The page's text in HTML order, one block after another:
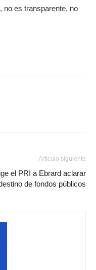
no es transparente, no
Artículo siguiente
el PRI a Ebrard aclarar
de fondos públicos